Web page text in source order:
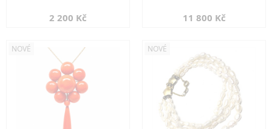
2 200 Kč 11 800 Kč
NOVÉ NOVÉ